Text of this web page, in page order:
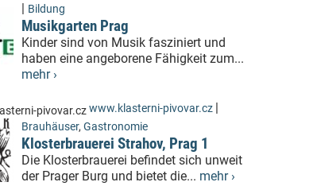
| Bildung
Musikgarten Prag
Kinder sind von Musik fasziniert und
haben eine angeborene Fähigkeit zum...
mehr ›
www.klasterni-pivovar.cz |
Brauhäuser, Gastronomie
Klosterbrauerei Strahov, Prag 1
Die Klosterbrauerei befindet sich unweit
der Prager Burg und bietet die... mehr ›